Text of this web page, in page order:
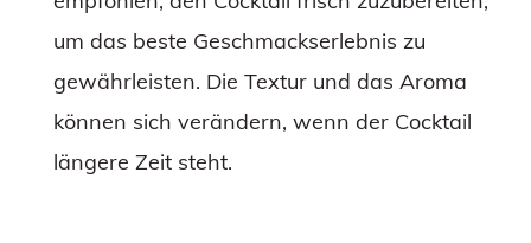
um das beste Geschmackserlebnis zu
gewährleisten. Die Textur und das Aroma
können sich verändern, wenn der Cocktail
längere Zeit steht.